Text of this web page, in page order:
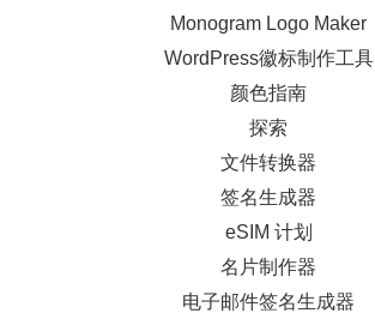
Monogram Logo Maker
WordPress徽标制作工具
颜色指南
探索
文件转换器
签名生成器
eSIM 计划
名片制作器
电子邮件签名生成器